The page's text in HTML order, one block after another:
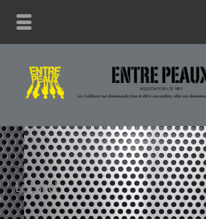
Le Label